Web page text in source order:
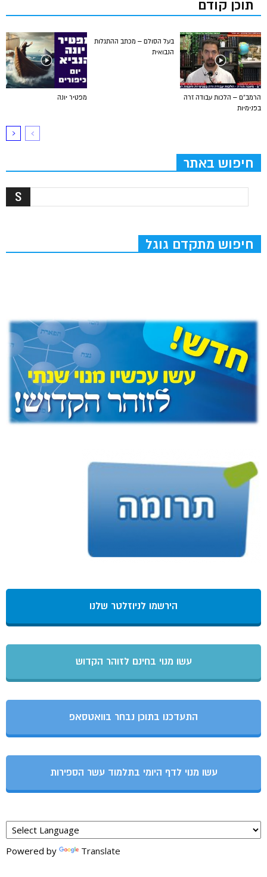
תוכן קודם
מפטיר יונה
בעל הסולם – מכתב ההתגלות
הנבואית
הרמב”ם – הלכות עבודה זרה
בפנימיות
חיפוש באתר
חיפוש מתקדם גוגל
הירשמו לניוזלטר שלנו
עשו מנוי בחינם לזוהר הקדוש
התעדכנו בתוכן נבחר בוואטסאפ
עשו מנוי לדף היומי בתלמוד עשר הספירות
Powered by Translate